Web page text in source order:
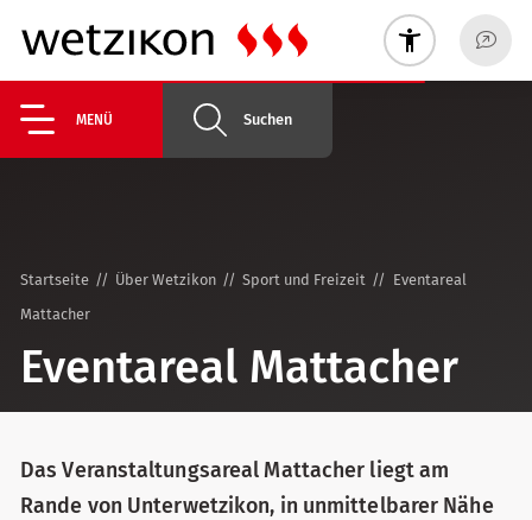
MENÜ Suchen
Startseite Über Wetzikon Sport und Freizeit
Eventareal
Mattacher
Event­areal Matt­acher
Das Veranstaltungsareal Mattacher liegt am
Rande von Unterwetzikon, in unmittelbarer Nähe